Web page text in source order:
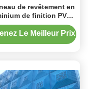
de revêtement en
de finition PVDF
motif perforé et taille
pour la
Le Meilleur Prix